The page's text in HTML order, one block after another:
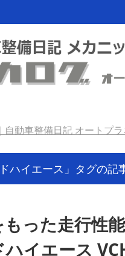
自動車整備日記 オートプラ
ドハイエース」タグの記
った走行性
ハイエース